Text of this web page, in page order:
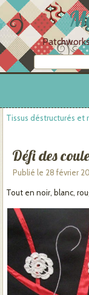
Tissus déstructurés et
Défi des
Publié le 28 février
Tout en noir, blanc,